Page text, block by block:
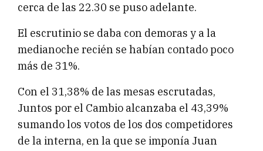
cerca de las 22.30 se puso adelante.
El escrutinio se daba con demoras y a la
medianoche recién se habían contado poco
más de 31%.
Con el 31,38% de las mesas escrutadas,
Juntos por el Cambio alcanzaba el 43,39%
sumando los votos de los dos competidores
de la interna, en la que se imponía Juan